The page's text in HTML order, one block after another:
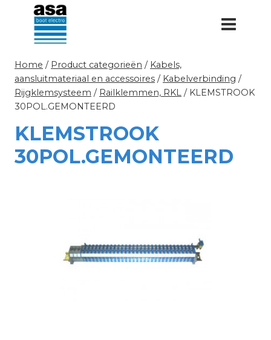
Doorgaan
inhoud
Home / Product categorieën / Kabels,
aansluitmateriaal en accessoires / Kabelverbinding /
Rijgklemsysteem / Railklemmen, RKL / KLEMSTROOK
30POL.GEMONTEERD
KLEMSTROOK
30POL.GEMONTEERD